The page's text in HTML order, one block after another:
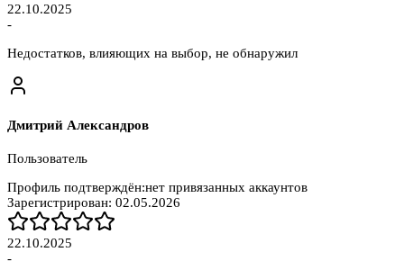
22.10.2025
-
Недостатков, влияющих на выбор, не обнаружил
Дмитрий Александров
Пользователь
Профиль подтверждён:нет привязанных аккаунтов
Зарегистрирован: 02.05.2026
22.10.2025
-